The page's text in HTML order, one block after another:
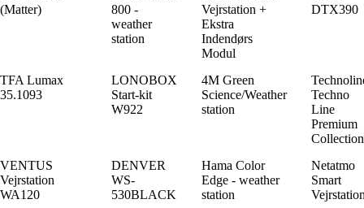
(Matter)
800 -
weather
station
Vejrstation +
Ekstra
Indendørs
Modul
DTX390
TFA Lumax
35.1093
LONOBOX
Start-kit
W922
4M Green
Science/Weather
station
Techno
Line
Premium
Collection
VENTUS
Vejrstation
WA120
DENVER
WS-
530BLACK
Hama Color
Edge - weather
station
Netatmo
Smart